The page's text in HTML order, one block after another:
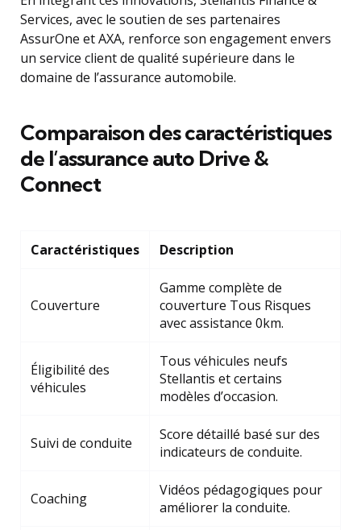
Services, avec le soutien de ses partenaires
AssurOne et AXA, renforce son engagement envers
un service client de qualité supérieure dans le
domaine de l’assurance automobile.
Comparaison des caractéristiques
de l’assurance auto Drive &
Connect
Caractéristiques Description
Couverture
Gamme complète de
couverture Tous Risques
avec assistance 0km.
Éligibilité des
véhicules
Tous véhicules neufs
Stellantis et certains
modèles d’occasion.
Suivi de conduite
Score détaillé basé sur des
indicateurs de conduite.
Coaching
Vidéos pédagogiques pour
améliorer la conduite.